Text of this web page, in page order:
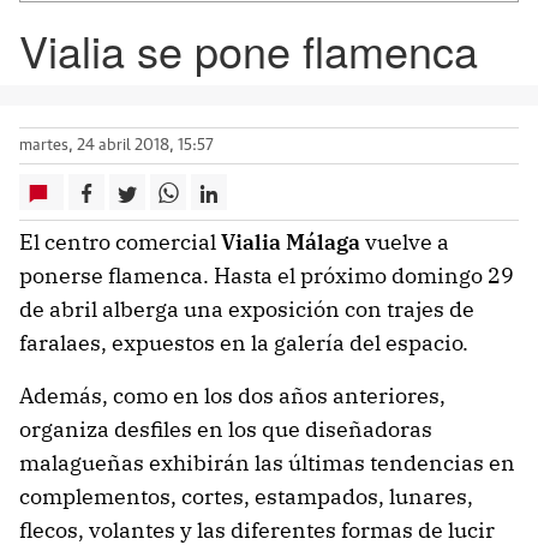
Vialia se pone flamenca
martes, 24 abril 2018, 15:57
El centro comercialVialia Málagavuelve a
ponerse flamenca. Hasta el próximo domingo 29
de abril alberga una exposición con trajes de
faralaes, expuestos en la galería del espacio.
Además, como en los dos años anteriores,
organiza desfiles en los que diseñadoras
malagueñas exhibirán las últimas tendencias en
complementos, cortes, estampados, lunares,
flecos, volantes y las diferentes formas de lucir